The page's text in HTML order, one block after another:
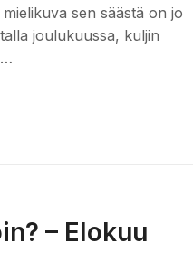
sen säästä on jo
joulukuussa, kuljin
– Elokuu